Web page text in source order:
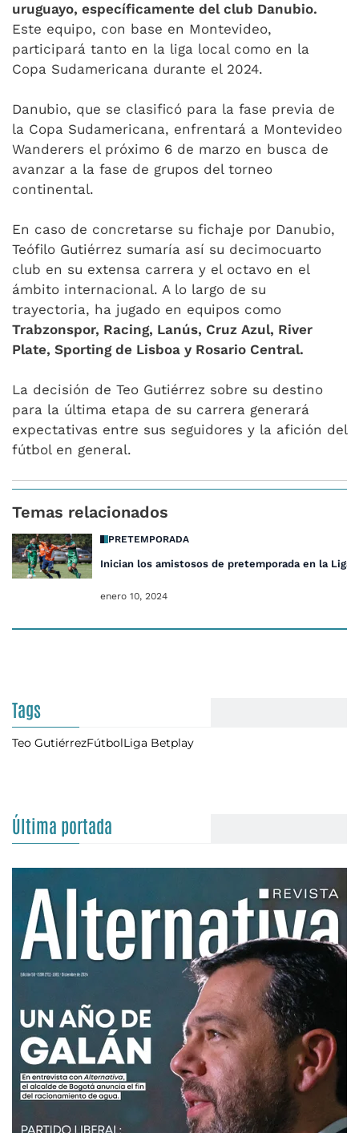
uruguayo, específicamente del club Danubio.
Este equipo, con base en Montevideo,
participará tanto en la liga local como en la
Copa Sudamericana durante el 2024.
Danubio, que se clasificó para la fase previa de
la Copa Sudamericana, enfrentará a Montevideo
Wanderers el próximo 6 de marzo en busca de
avanzar a la fase de grupos del torneo
continental.
En caso de concretarse su fichaje por Danubio,
Teófilo Gutiérrez sumaría así su decimocuarto
club en su extensa carrera y el octavo en el
ámbito internacional. A lo largo de su
trayectoria, ha jugado en equipos como
Trabzonspor, Racing, Lanús, Cruz Azul, River
Plate, Sporting de Lisboa y Rosario Central.
La decisión de Teo Gutiérrez sobre su destino
para la última etapa de su carrera generará
expectativas entre sus seguidores y la afición del
fútbol en general.
Temas relacionados
PRETEMPORADA
Inician los amistosos de pretemporada en la Liga
enero 10, 2024
Tags
Teo GutiérrezFútbolLiga Betplay
Última portada